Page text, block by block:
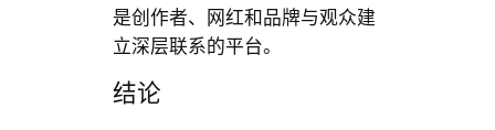
是创作者、网红和品牌与观众建
立深层联系的平台。
结论